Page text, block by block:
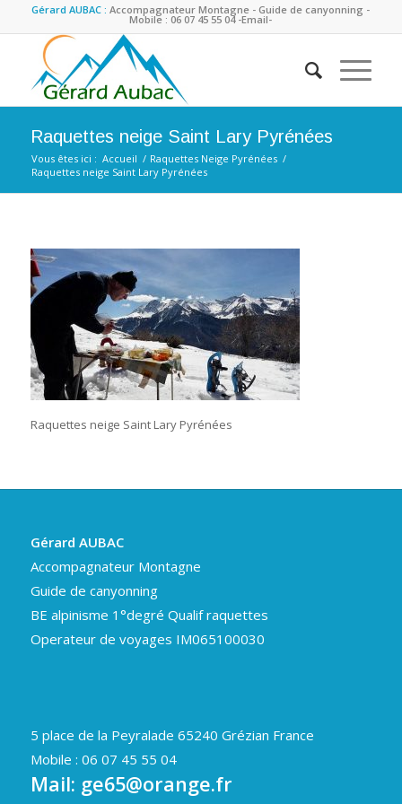
Gérard AUBAC :Accompagnateur Montagne - Guide de canyonning -
Mobile : 06 07 45 55 04 -Email-
Raquettes neige Saint Lary Pyrénées
Vous êtes ici : Accueil / Raquettes Neige Pyrénées /
Raquettes neige Saint Lary Pyrénées
Raquettes neige Saint Lary Pyrénées
Gérard AUBAC
Accompagnateur Montagne
Guide de canyonning
BE alpinisme 1°degré Qualif raquettes
Operateur de voyages IM065100030
5 place de la Peyralade 65240 Grézian France
Mobile : 06 07 45 55 04
Mail: ge65@orange.fr